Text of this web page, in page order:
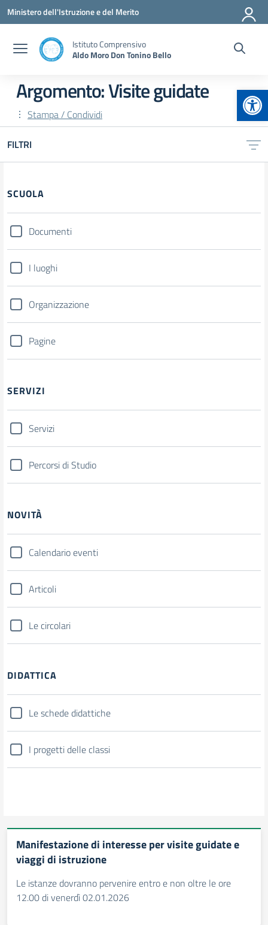
Vai ai contenuti
Vai al menu di navigazione
Vai al footer
Ministero dell'Istruzione e del Merito
Istituto Comprensivo
Aldo Moro Don Tonino Bello
Argomento: Visite guidate
Stampa / Condividi
FILTRI
Filtri
SCUOLA
Documenti
I luoghi
Organizzazione
Pagine
SERVIZI
Servizi
Percorsi di Studio
NOVITÀ
Calendario eventi
Articoli
Le circolari
DIDATTICA
Le schede didattiche
I progetti delle classi
Manifestazione di interesse per visite guidate e
viaggi di istruzione
Le istanze dovranno pervenire entro e non oltre le ore
12.00 di venerdì 02.01.2026